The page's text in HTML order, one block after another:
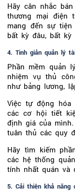
Hãy cân nhắc
thương mại điện
mang đến sự
bất kỳ đâu, bất kỳ
4. Tinh giản quản lý
Phần mềm quản
nhiệm vụ thủ
như bảng lương,
Việc tự động
các cơ hội tiết
định giá của
tuân thủ các quy
Hãy tìm kiếm
các hệ thống
tính nhất quán và
5. Cải thiện khả năng